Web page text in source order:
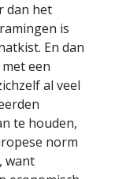
dan het
is
En dan
een
al veel
te houden,
norm
want